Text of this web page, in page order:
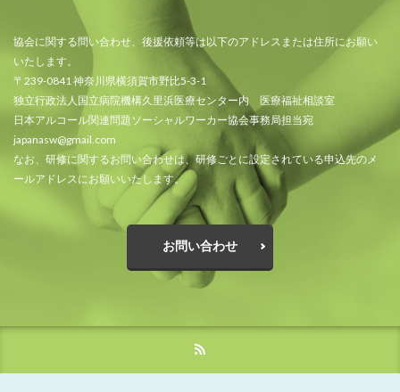
協会に関する問い合わせ、後援依頼等は以下のアドレスまたは住所にお願い
いたします。
〒239-0841 神奈川県横須賀市野比5-3-1
独立行政法人国立病院機構久里浜医療センター内 医療福祉相談室
日本アルコール関連問題ソーシャルワーカー協会事務局担当宛
japanasw@gmail.com
なお、研修に関するお問い合わせは、研修ごとに設定されている申込先のメ
ールアドレスにお願いいたします。
お問い合わせ